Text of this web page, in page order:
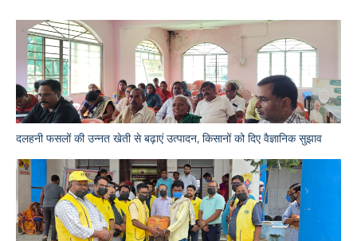
दलहनी फसलों की उन्नत खेती से बढ़ाएं उत्पादन, किसानों को दिए वैज्ञानिक सुझाव